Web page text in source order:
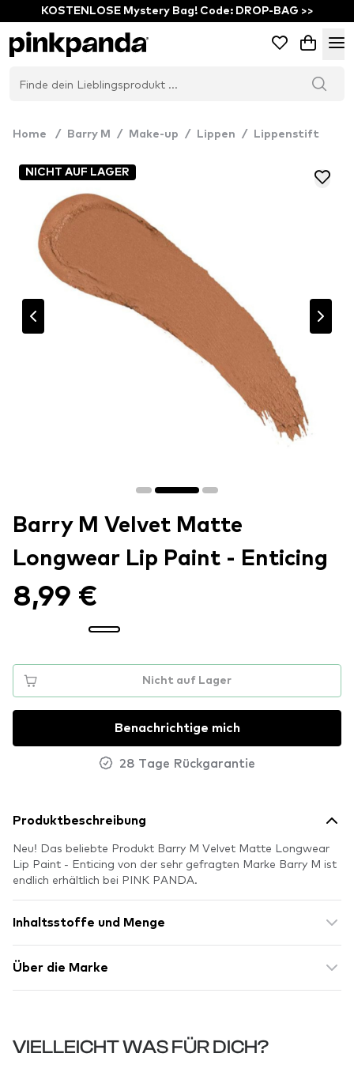
KOSTENLOSE Mystery Bag! Code: DROP-BAG >>
Home / Barry M / Make-up / Lippen / Lippenstift
NICHT AUF LAGER
Barry M Velvet Matte
Longwear Lip Paint - Enticing
8,99 €
Nicht auf Lager
Benachrichtige mich
28 Tage Rückgarantie
Produktbeschreibung
Neu! Das beliebte Produkt Barry M Velvet Matte Longwear
Lip Paint - Enticing von der sehr gefragten Marke Barry M ist
endlich erhältlich bei PINK PANDA.
Inhaltsstoffe und Menge
Über die Marke
VIELLEICHT WAS FÜR DICH?